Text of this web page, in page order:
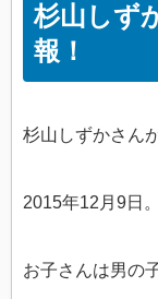
杉山しず
報！
杉山しずかさん
2015年12月9日。
お子さんは男の